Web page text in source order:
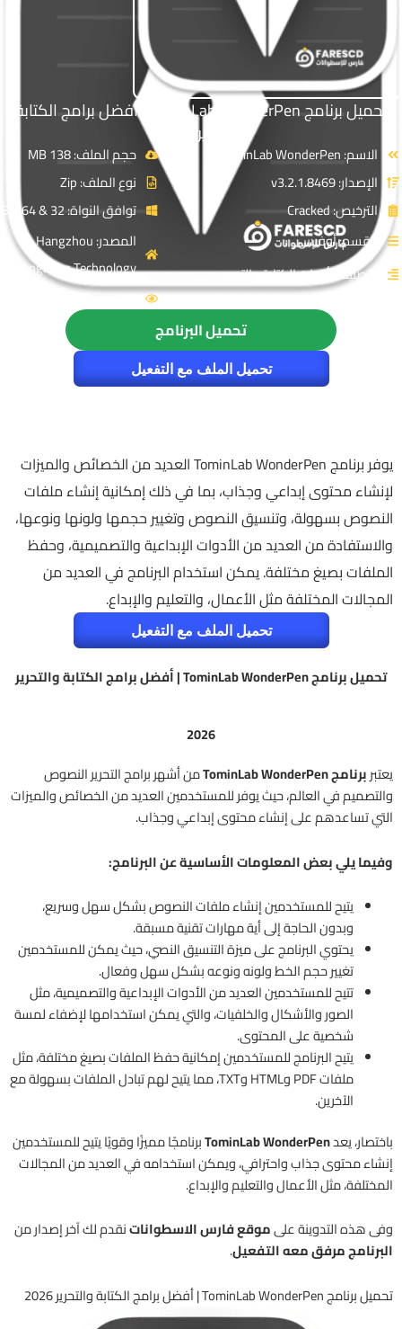
تحميل برنامج TominLab WonderPen | أفضل برامج الكتابة
والتحرير 2026
الاسم: TominLab WonderPen
الإصدار: v3.2.1.8469
الترخيص: Cracked
القسم: أوفيس
التصنيف: أدوات الكتابة والتحرير
حجم الملف: 138 MB
نوع الملف: Zip
توافق النواة: 32 & 64-Bit
المصدر: Hangzhou
Tongming Technology.
الزيارات : 5413
تحميل البرنامج
تحميل الملف مع التفعيل
يوفر برنامج TominLab WonderPen العديد من الخصائص والميزات
لإنشاء محتوى إبداعي وجذاب، بما في ذلك إمكانية إنشاء ملفات
النصوص بسهولة، وتنسيق النصوص وتغيير حجمها ولونها ونوعها،
والاستفادة من العديد من الأدوات الإبداعية والتصميمية، وحفظ
الملفات بصيغ مختلفة. يمكن استخدام البرنامج في العديد من
المجالات المختلفة مثل الأعمال، والتعليم والإبداع.
تحميل الملف مع التفعيل
تحميل برنامج TominLab WonderPen | أفضل برامج الكتابة والتحرير
2026
يعتبربرنامج TominLab WonderPen
من أشهر برامج التحرير النصوص
والتصميم في العالم، حيث يوفر للمستخدمين العديد من الخصائص والميزات
التي تساعدهم على إنشاء محتوى إبداعي وجذاب.
وفيما يلي بعض المعلومات الأساسية عن البرنامج:
يتيح للمستخدمين إنشاء ملفات النصوص بشكل سهل وسريع،
وبدون الحاجة إلى أية مهارات تقنية مسبقة.
يحتوي البرنامج على ميزة التنسيق النصي، حيث يمكن للمستخدمين
تغيير حجم الخط ولونه ونوعه بشكل سهل وفعال.
تتيح للمستخدمين العديد من الأدوات الإبداعية والتصميمية، مثل
الصور والأشكال والخلفيات، والتي يمكن استخدامها لإضفاء لمسة
شخصية على المحتوى.
يتيح البرنامج للمستخدمين إمكانية حفظ الملفات بصيغ مختلفة، مثل
ملفات PDF وHTML وTXT، مما يتيح لهم تبادل الملفات بسهولة مع
الآخرين.
باختصار، يعدTominLab WonderPenبرنامجًا مميزًا وقويًا يتيح للمستخدمين
إنشاء محتوى جذاب واحترافي، ويمكن استخدامه في العديد من المجالات
المختلفة، مثل الأعمال والتعليم والإبداع.
وفى هذه التدوينة علىموقع فارس الاسطواناتنقدم لك آخر إصدار من
البرنامج مرفق معه التفعيل.
تحميل برنامج TominLab WonderPen | أفضل برامج الكتابة والتحرير 2026